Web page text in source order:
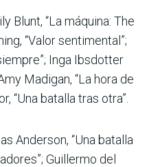
Blunt, “La máquina: The
“Valor sentimental”;
Inga Ibsdotter
Madigan, “La hora de
“Una batalla tras otra”.
Anderson, “Una batalla
Guillermo del